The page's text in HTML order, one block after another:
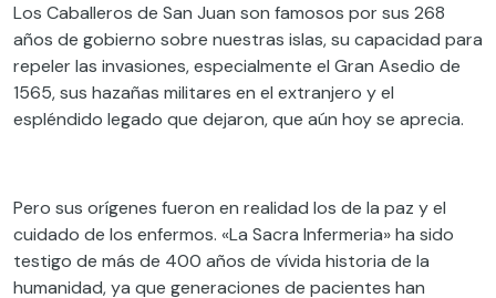
Los Caballeros de San Juan son famosos por sus 268
años de gobierno sobre nuestras islas, su capacidad para
repeler las invasiones, especialmente el Gran Asedio de
1565, sus hazañas militares en el extranjero y el
espléndido legado que dejaron, que aún hoy se aprecia.
Pero sus orígenes fueron en realidad los de la paz y el
cuidado de los enfermos. «La Sacra Infermeria» ha sido
testigo de más de 400 años de vívida historia de la
humanidad, ya que generaciones de pacientes han